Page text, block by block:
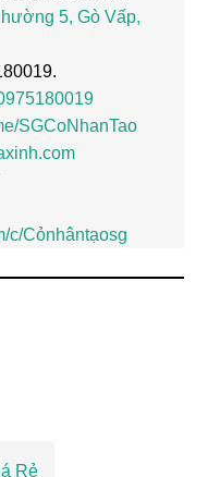
5, Gò Vấp,
SGCoNhanTao
c/Cỏnhântạosg
Rẻ